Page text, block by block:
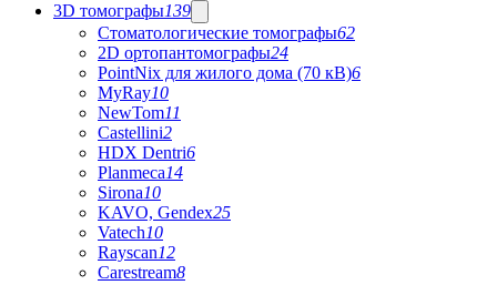
3D томографы139
Стоматологические томографы62
2D ортопантомографы24
PointNix для жилого дома (70 кВ)6
MyRay10
NewTom11
Castellini2
HDX Dentri6
Planmeca14
Sirona10
KAVO, Gendex25
Vatech10
Rayscan12
Carestream8